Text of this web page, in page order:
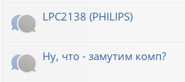
LPC2138 (PHILIPS)
Ну, что - замутим комп?